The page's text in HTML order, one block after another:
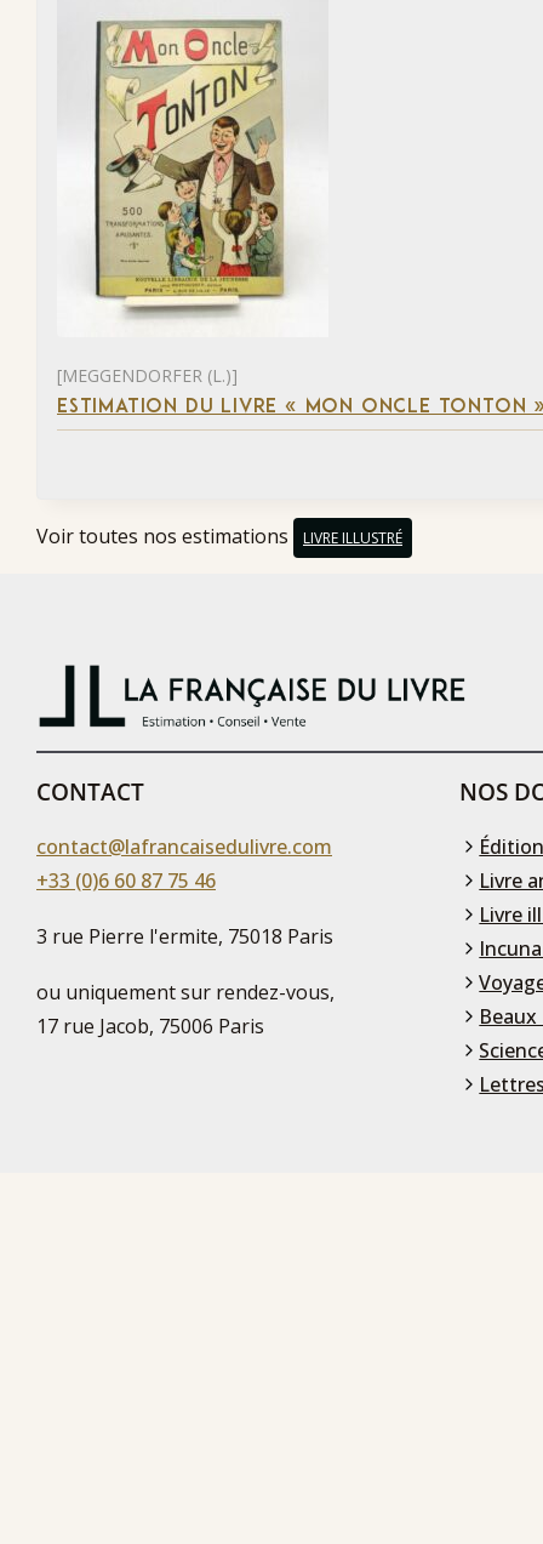
[MEGGENDORFER (L.)]
ESTIMATION DU LIVRE « MON ONCLE TONTON
Voir toutes nos estimations LIVRE ILLUSTRÉ
CONTACT
contact@lafrancaisedulivre.com
+33 (0)6 60 87 75 46
3 rue Pierre l'ermite, 75018 Paris
ou uniquement sur rendez-vous,
17 rue Jacob, 75006 Paris
NOS
Livre
Livre